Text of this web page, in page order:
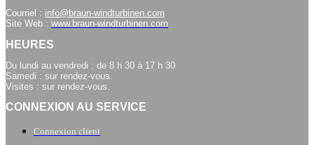
Courriel : info@braun-windturbinen.com
Site Web : www.braun-windturbinen.com
HEURES
Du lundi au vendredi : de 8 h 30 à 17 h 30
Samedi : sur rendez-vous.
Visites : sur rendez-vous.
CONNEXION AU SERVICE
Connexion client